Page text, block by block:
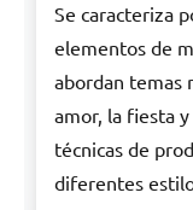
Se caracteriza
elementos de
abordan temas
amor, la fiesta
técnicas de
diferentes